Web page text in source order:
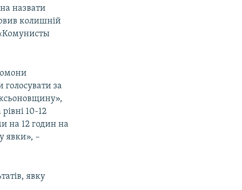
назвати
колишній
за
10-12
на 12 годин на
явки», –
явку